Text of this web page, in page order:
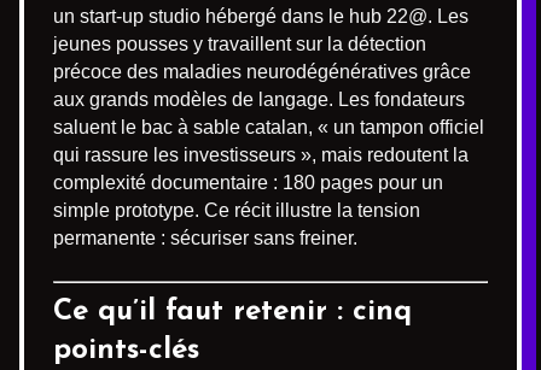
un start-up studio hébergé dans le hub 22@. Les
jeunes pousses y travaillent sur la détection
précoce des maladies neurodégénératives grâce
aux grands modèles de langage. Les fondateurs
saluent le bac à sable catalan, « un tampon officiel
qui rassure les investisseurs », mais redoutent la
complexité documentaire : 180 pages pour un
simple prototype. Ce récit illustre la tension
permanente : sécuriser sans freiner.
Ce qu’il faut retenir : cinq
points-clés